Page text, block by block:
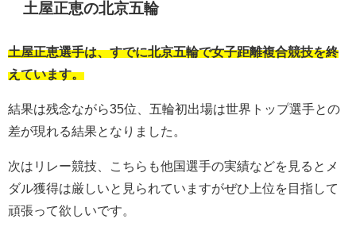
土屋正恵の北京五輪
土屋正恵選手は、すでに北京五輪で女子距離複合競技を終
えています。
結果は残念ながら35位、五輪初出場は世界トップ選手との
差が現れる結果となりました。
次はリレー競技、こちらも他国選手の実績などを見るとメ
ダル獲得は厳しいと見られていますがぜひ上位を目指して
頑張って欲しいです。